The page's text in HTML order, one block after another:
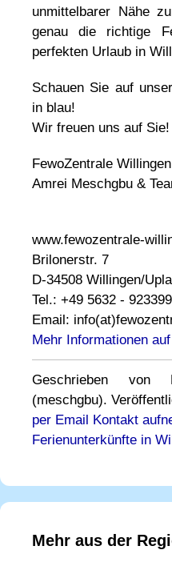
unmittelbarer Nähe
genau die richtige
perfekten Urlaub in
Schauen Sie auf
in blau!
Wir freuen uns auf Sie!
FewoZentrale Willingen
Amrei Meschgbu &
www.fewozentrale-
Brilonerstr. 7
D-34508 Willingen/
Tel.: +49 5632 -
Email:
Mehr Informationen
Geschrieben von
(meschgbu).
per Email Kontakt
Ferienunterkünfte in
Mehr aus der